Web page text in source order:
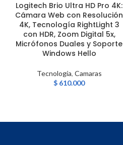
AÑADIR AL CARRITO
Logitech Brio Ultra HD Pro 4K:
Cámara Web con Resolución
4K, Tecnología RightLight 3
con HDR, Zoom Digital 5x,
Micrófonos Duales y Soporte
Windows Hello
Tecnología, Camaras
$ 610.000